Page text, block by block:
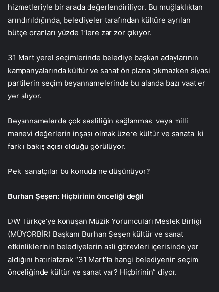
hizmetleriyle bir arada değerlendiriliyor. Bu muğlaklıktan
arındırıldığında, belediyeler tarafından kültüre ayrılan
bütçe oranları yüzde 1’lere zar zor çıkıyor.
31 Mart yerel seçimlerinde belediye başkan adaylarının
kampanyalarında kültür ve sanat ön plana çıkmazken siyasi
partilerin seçim beyannamelerinde bu alanda bazı vaatler
yer alıyor.
Beyannamelerde çok sesliliğin sağlanması veya milli
manevi değerlerin inşası olmak üzere kültür ve sanata iki
farklı bakış açısı olduğu görülüyor.
Peki sanatçılar bu konuda ne düşünüyor?
Burhan Şeşen: Hiçbirinin önceliği değil
DW Türkçe’ye konuşan Müzik Yorumcuları Meslek Birliği
(MÜYORBİR) Başkanı Burhan Şeşen kültür ve sanat
etkinliklerinin belediyelerin asli görevleri içerisinde yer
aldığını hatırlatarak “31 Mart’ta hangi belediyenin seçim
önceliğinde kültür ve sanat var? Hiçbirinin” diyor.